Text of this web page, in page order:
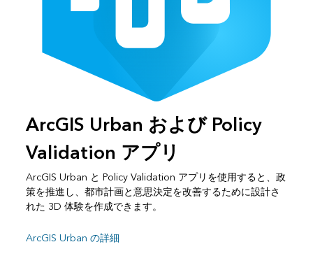
ArcGIS Urban および Policy
Validation アプリ
ArcGIS Urban と Policy Validation アプリを使用すると、政
策を推進し、都市計画と意思決定を改善するために設計さ
れた 3D 体験を作成できます。
ArcGIS Urban の詳細